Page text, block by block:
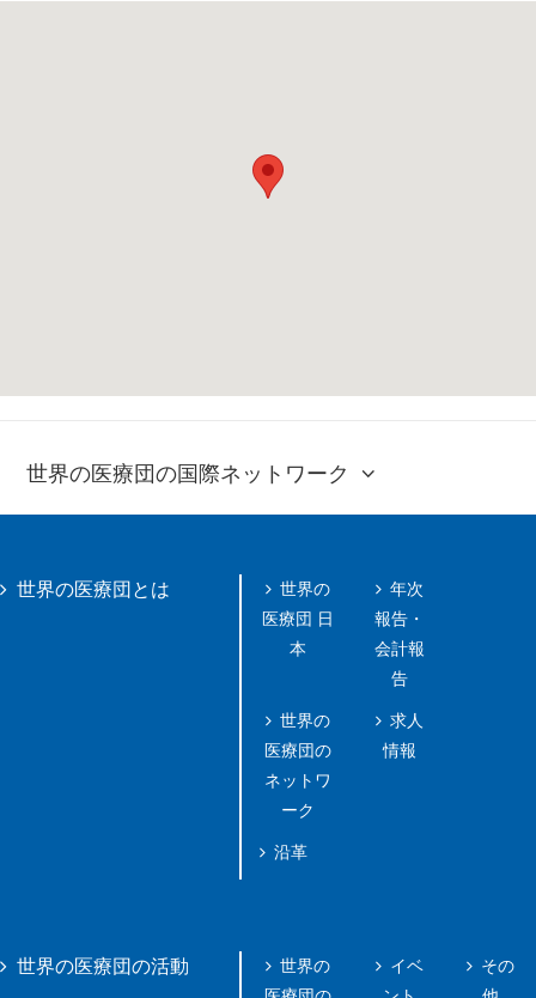
世界の医療団の国際ネットワーク
世界の医療団とは
世界の
医療団 日
本
世界の
医療団の
ネットワ
ーク
沿革
年次
報告・
会計報
告
求人
情報
世界の医療団の活動
世界の
イベ
その